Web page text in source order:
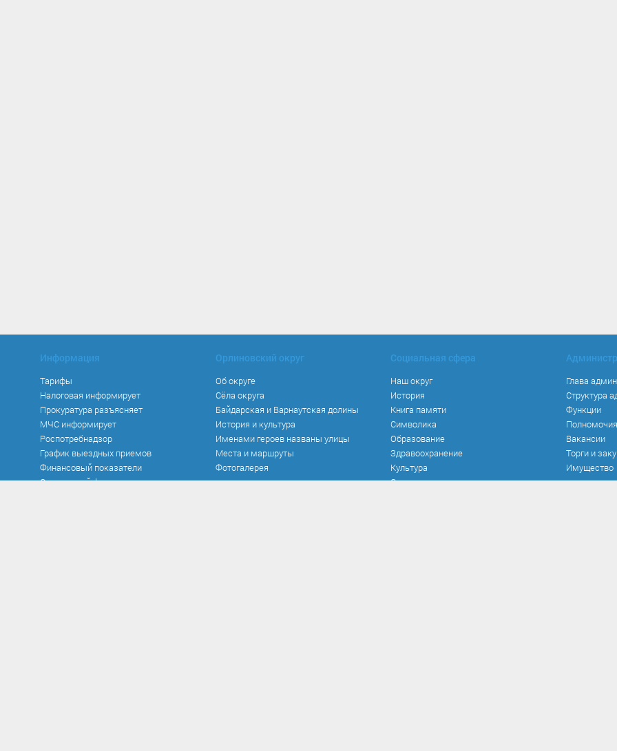
Информация
Тарифы
Налоговая информирует
Прокуратура разъясняет
МЧС информирует
Роспотребнадзор
График выездных приемов
Финансовый показатели
Социальный фонд
Орлиновский округ
Об округе
Сёла округа
Байдарская и Варнаутская долины
История и культура
Именами героев названы улицы
Места и маршруты
Фотогалерея
Социальная сфера
Наш округ
История
Книга памяти
Символика
Образование
Здравоохранение
Культура
Спорт
Глава
Структура
Функции
Полномочия
Вакансии
Торги и
Имущество